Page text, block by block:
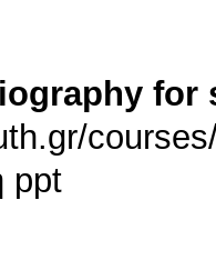
for
courses/
ppt